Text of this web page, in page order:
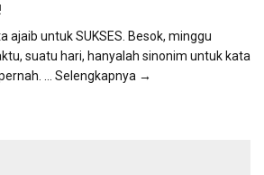
ajaib untuk SUKSES. Besok, minggu
suatu hari, hanyalah sinonim untuk kata
... Selengkapnya →